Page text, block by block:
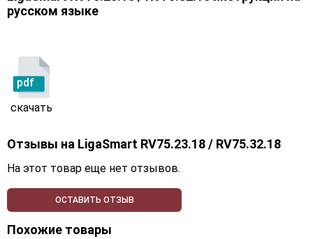
русском языке
pdf
скачать
Отзывы на LigaSmart RV75.23.18 / RV75.32.18
На этот товар еще нет отзывов.
ОСТАВИТЬ ОТЗЫВ
Похожие товары